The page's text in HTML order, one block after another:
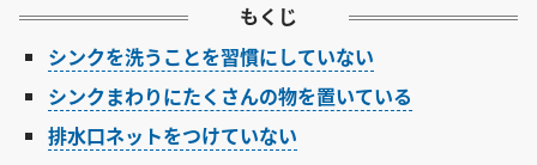
もくじ
シンクを洗うことを習慣にしていない
シンクまわりにたくさんの物を置いている
排水口ネットをつけていない